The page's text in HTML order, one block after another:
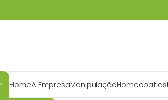
HomeA EmpresaManipulaçãoHomeopatias